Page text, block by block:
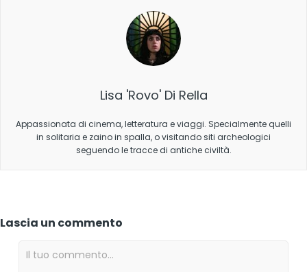
Lisa 'Rovo' Di Rella
Appassionata di cinema, letteratura e viaggi. Specialmente quelli
in solitaria e zaino in spalla, o visitando siti archeologici
seguendo le tracce di antiche civiltà.
Lascia un commento